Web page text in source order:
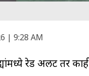
| 9:28 AM
रेड अलर्ट तर